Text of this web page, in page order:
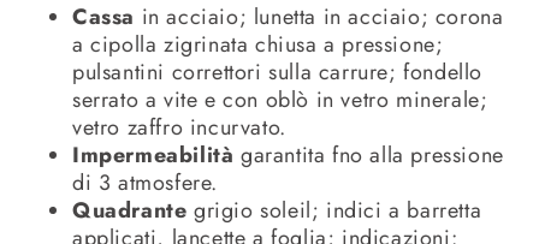
Cassa in acciaio; lunetta in acciaio; corona
a cipolla zigrinata chiusa a pressione;
pulsantini correttori sulla carrure; fondello
serrato a vite e con oblò in vetro minerale;
vetro zaffro incurvato.
Impermeabilità garantita fno alla pressione
di 3 atmosfere.
Quadrante grigio soleil; indici a barretta